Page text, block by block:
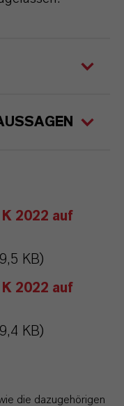
2022 auf
KB)
2022 auf
KB)
die dazugehörigen